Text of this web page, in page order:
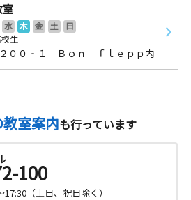
室
水 木 金 土
日
生
２００‐１ Ｂｏｎ ｆｌｅｐｐ内
室案内も行っています
100
17:30（土日、祝日除く）